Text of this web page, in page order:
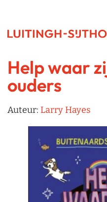
Help waar
ouders
Auteur: Larry Hayes